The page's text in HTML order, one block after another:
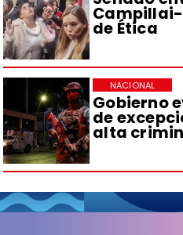
Campillai-
de Ética
Gobierno
de
alta
NACIONAL